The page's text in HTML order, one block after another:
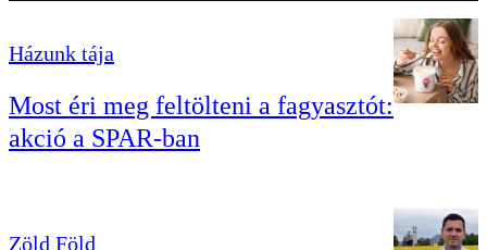
Házunk tája
Most éri meg feltölteni a fagyasztót:
akció a SPAR-ban
Zöld Föld